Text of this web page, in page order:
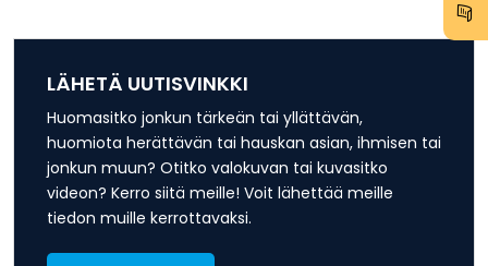
LÄHETÄ UUTISVINKKI
Huomasitko jonkun tärkeän tai yllättävän,
huomiota herättävän tai hauskan asian, ihmisen tai
jonkun muun? Otitko valokuvan tai kuvasitko
videon? Kerro siitä meille! Voit lähettää meille
tiedon muille kerrottavaksi.